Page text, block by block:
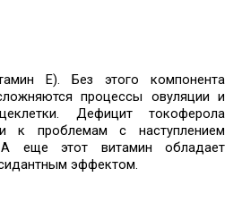
Е). Без этого компонента
процессы овуляции и
Дефицит токоферола
к проблемам с наступлением
А еще этот витамин обладает
эффектом.